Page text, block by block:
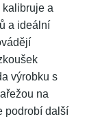
kalibruje a
a ideální
výrobku s
na
podrobí další